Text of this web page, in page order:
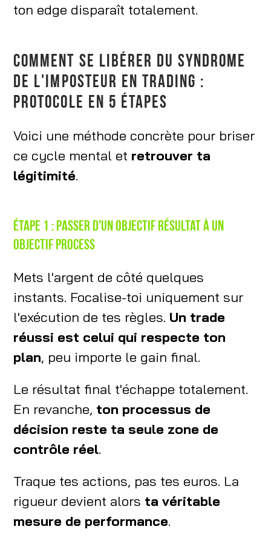
ton edge disparaît totalement.
COMMENT SE LIBÉRER DU SYNDROME
DE L'IMPOSTEUR EN TRADING :
PROTOCOLE EN 5 ÉTAPES
Voici une méthode concrète pour briser
ce cycle mental et retrouver ta
légitimité.
Étape 1 : passer d'un objectif résultat à un
objectif process
Mets l'argent de côté quelques
instants. Focalise-toi uniquement sur
l'exécution de tes règles. Un trade
réussi est celui qui respecte ton
plan, peu importe le gain final.
Le résultat final t'échappe totalement.
En revanche, ton processus de
décision reste ta seule zone de
contrôle réel.
Traque tes actions, pas tes euros. La
rigueur devient alors ta véritable
mesure de performance.